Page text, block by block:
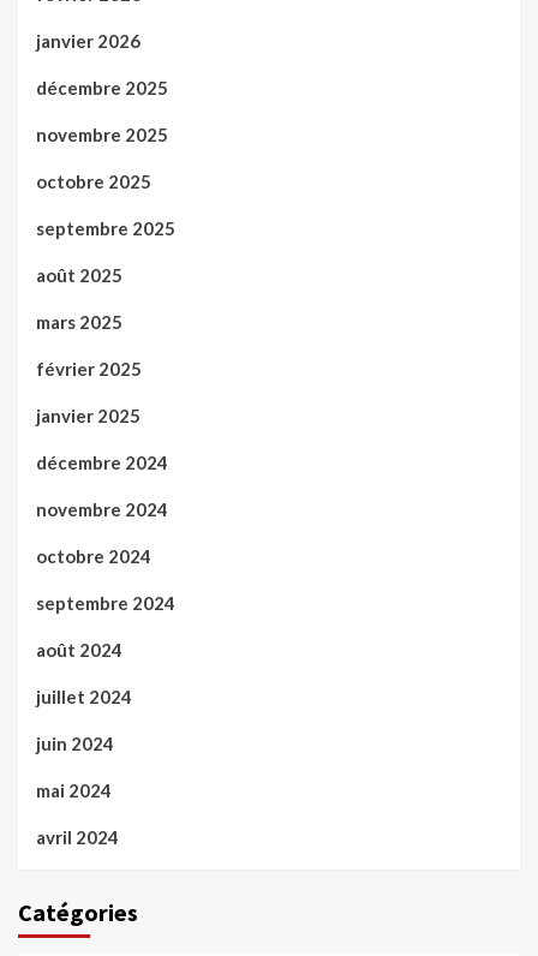
janvier 2026
décembre 2025
novembre 2025
octobre 2025
septembre 2025
août 2025
mars 2025
février 2025
janvier 2025
décembre 2024
novembre 2024
octobre 2024
septembre 2024
août 2024
juillet 2024
juin 2024
mai 2024
avril 2024
Catégories